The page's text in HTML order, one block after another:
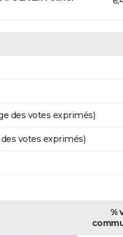
des votes exprimés)
votes exprimés)
%